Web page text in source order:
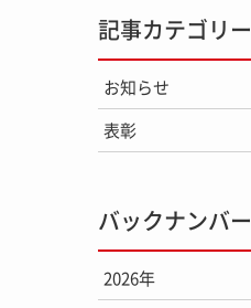
記事カテゴリー
お知らせ
表彰
バックナンバー
2026年